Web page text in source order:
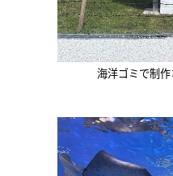
海洋ゴミで制